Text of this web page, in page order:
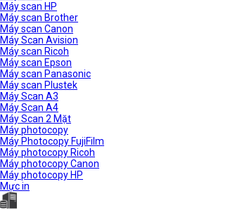
Máy scan HP
Máy scan Brother
Máy scan Canon
Máy Scan Avision
Máy scan Ricoh
Máy scan Epson
Máy scan Panasonic
Máy scan Plustek
Máy Scan A3
Máy Scan A4
Máy Scan 2 Mặt
Máy photocopy
Máy Photocopy FujiFilm
Máy photocopy Ricoh
Máy photocopy Canon
Máy photocopy HP
Mực in